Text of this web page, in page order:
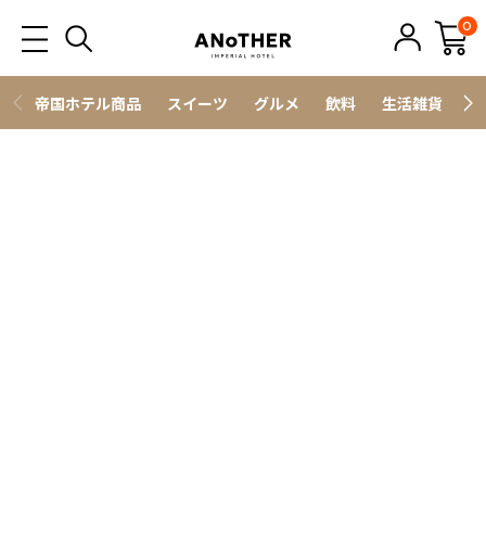
0
帝国ホテル商品 スイーツ グルメ 飲料 生活雑貨